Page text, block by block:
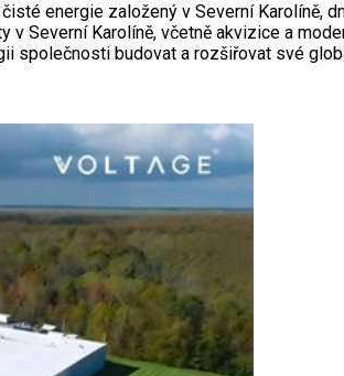
energie založený v Severní Karolíně,
Severní Karolíně, včetně akvizice a
společnosti budovat a rozšiřovat své